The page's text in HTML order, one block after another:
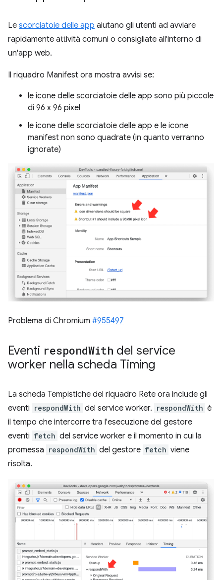
Le scorciatoie delle app aiutano gli utenti ad avviare
rapidamente attività comuni o consigliate all'interno di
un'app web.
Il riquadro Manifest ora mostra avvisi se:
le icone delle scorciatoie delle app sono più piccole
di 96 x 96 pixel
le icone delle scorciatoie delle app e le icone
manifest non sono quadrate (in quanto verranno
ignorate)
Problema di Chromium #955497
Eventi respondWith del service
worker nella scheda Timing
La scheda Tempistiche del riquadro Rete ora include gli
eventi respondWith del service worker. respondWith è
il tempo che intercorre tra l'esecuzione del gestore
eventi fetch del service worker e il momento in cui la
promessa respondWith del gestore fetch viene
risolta.